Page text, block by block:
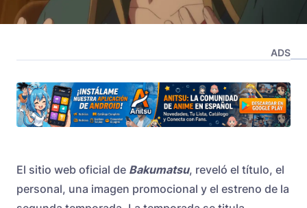
ADS
El sitio web oficial de Bakumatsu, reveló el título, el
personal, una imagen promocional y el estreno de la